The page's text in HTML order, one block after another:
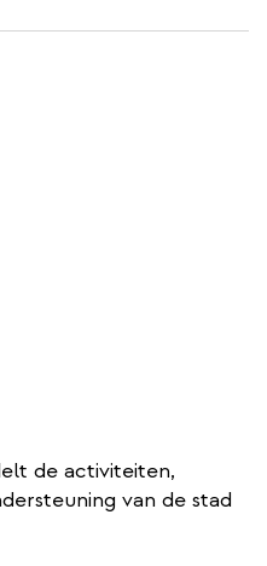
de activiteiten,
van de stad